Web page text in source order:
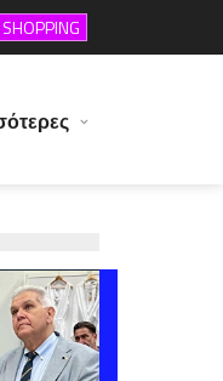
SHOPPING